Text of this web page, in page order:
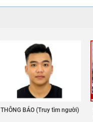
THÔNG BÁO (Truy tìm người)